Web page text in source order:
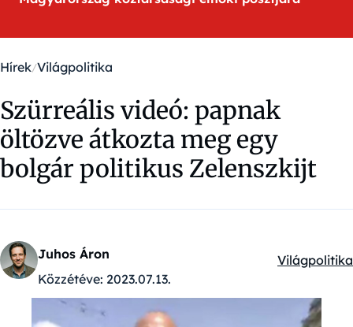
Hírek Világpolitika
Szürreális videó: papnak
öltözve átkozta meg egy
bolgár politikus Zelenszkijt
Juhos Áron
Közzétéve: 2023.07.13.
Kategóriák:
Világpolitika